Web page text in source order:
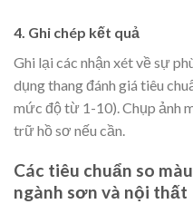
4. Ghi chép kết quả
Ghi lại các nhận xét về sự
dụng thang đánh giá tiêu
mức độ từ 1-10). Chụp ảnh
trữ hồ sơ nếu cần.
Các tiêu chuẩn so
ngành sơn và nội thất